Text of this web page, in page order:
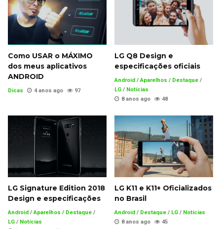
Como USAR o MÁXIMO
dos meus aplicativos
ANDROID
Dicas 4 anos ago 97
LG Q8 Design e
especificações oficiais
Android /Aparelhos / Destaque /
LG / Notícias
8 anos ago
48
LG Signature Edition 2018
Design e especificações
Android /Aparelhos / Destaque /
LG / Notícias
LG K11 e K11+ Oficializados
no Brasil
Android / Destaque / LG / Notícias
8 anos ago
45